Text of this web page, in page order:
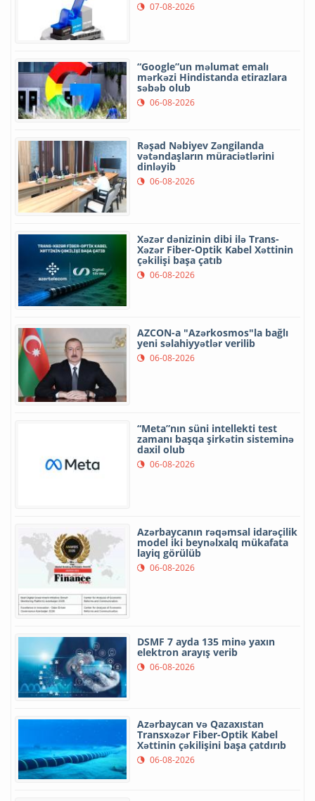
07-08-2026
“Google”un məlumat emalı
mərkəzi Hindistanda etirazlara
səbəb olub
06-08-2026
Rəşad Nəbiyev Zəngilanda
vətəndaşların müraciətlərini
dinləyib
06-08-2026
Xəzər dənizinin dibi ilə Trans-
Xəzər Fiber-Optik Kabel Xəttinin
çəkilişi başa çatıb
06-08-2026
AZCON-a "Azərkosmos"la bağlı
yeni səlahiyyətlər verilib
06-08-2026
“Meta”nın süni intellekti test
zamanı başqa şirkətin sisteminə
daxil olub
06-08-2026
Azərbaycanın rəqəmsal idarəçilik
model iki beynəlxalq mükafata
layiq görülüb
06-08-2026
DSMF 7 ayda 135 minə yaxın
elektron arayış verib
06-08-2026
Azərbaycan və Qazaxıstan
Transxəzər Fiber-Optik Kabel
Xəttinin çəkilişini başa çatdırıb
06-08-2026